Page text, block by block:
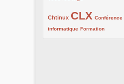
Chtinux
222/1002CLX
1002/1002 Conférence
132/1002
informatique
119/1002 Formation
168/1002